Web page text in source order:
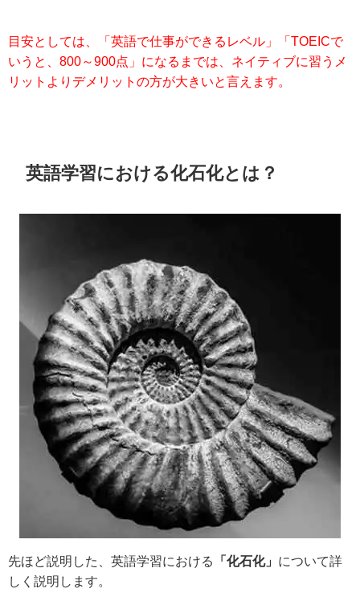
目安としては、「英語で仕事ができるレベル」「TOEICで
いうと、800～900点」になるまでは、ネイティブに習うメ
リットよりデメリットの方が大きいと言えます。
英語学習における化石化とは？
先ほど説明した、英語学習における 「化石化」 について詳
しく説明します。